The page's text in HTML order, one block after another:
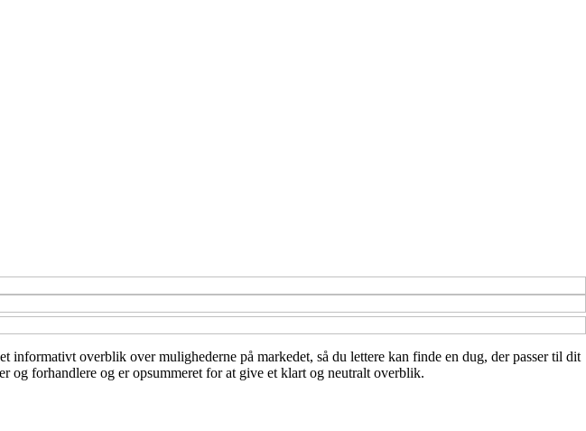
overblik over mulighederne på markedet, så du lettere kan finde en dug, der passer til dit
forhandlere og er opsummeret for at give et klart og neutralt overblik.